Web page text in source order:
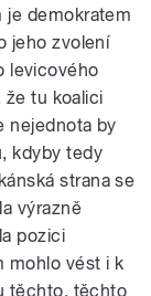
je demokratem
jeho zvolení
levicového
že tu koalici
nejednota by
kdyby tedy
strana se
výrazně
pozici
mohlo vést i k
těchto, těchto